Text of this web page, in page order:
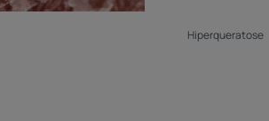
Hiperqueratose